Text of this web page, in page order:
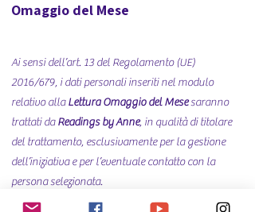
Omaggio del Mese
Ai sensi dell’art. 13 del Regolamento (UE)
2016/679, i dati personali inseriti nel modulo
relativo allaLettura Omaggio del Mesesaranno
trattati daReadings by Anne, in qualità di titolare
del trattamento, esclusivamente per la gestione
dell’iniziativa e per l’eventuale contatto con la
persona selezionata.